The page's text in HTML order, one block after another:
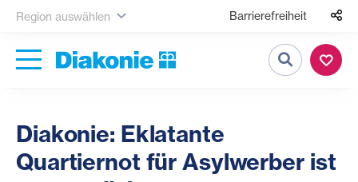
Region auswählen Barrierefreiheit
Suche
Diakonie: Eklatante
Quartiernot für Asylwerber ist